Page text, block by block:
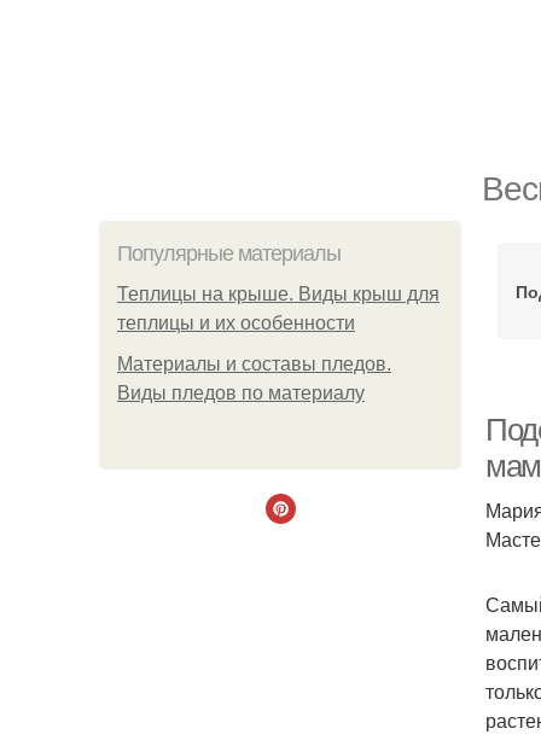
Популярные материалы
Теплицы на крыше. Виды крыш для
теплицы и их особенности
Материалы и составы пледов.
Виды пледов по материалу